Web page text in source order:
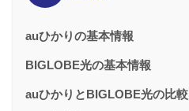
auひかりの基本情報
BIGLOBE光の基本情報
auひかりとBIGLOBE光の比較